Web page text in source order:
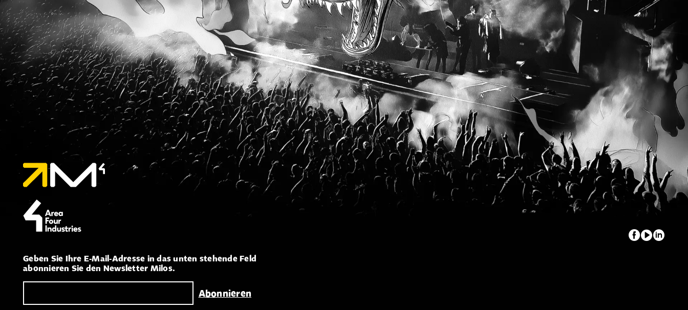
Geben Sie Ihre E-Mail-Adresse in das unten stehende Feld
abonnieren Sie den Newsletter Milos.